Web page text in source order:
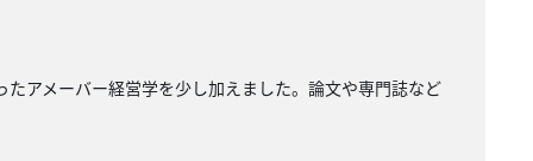
アメーバー経営学を少し加えました。論文や専門誌など